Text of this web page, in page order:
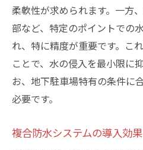
柔軟性が求められます。一方
部など、特定のポイントでの
れ、特に精度が重要です。こ
ことで、水の侵入を最小限に
お、地下駐車場特有の条件に
必要です。
複合防水システムの導入効果